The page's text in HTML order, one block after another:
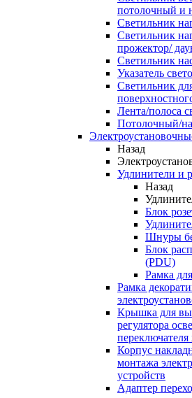
потолочный и
Светильник
Светильник
прожектор/
Светильник
Указатель
Светильник
Лента/полоса
Потолочный/
Назад
Удлинители и
Назад
Блок
Шнуры
Блок
(PDU)
Рамка
Рамка
Крышка для
регулятора
Корпус
монтажа
устройств
Адаптер